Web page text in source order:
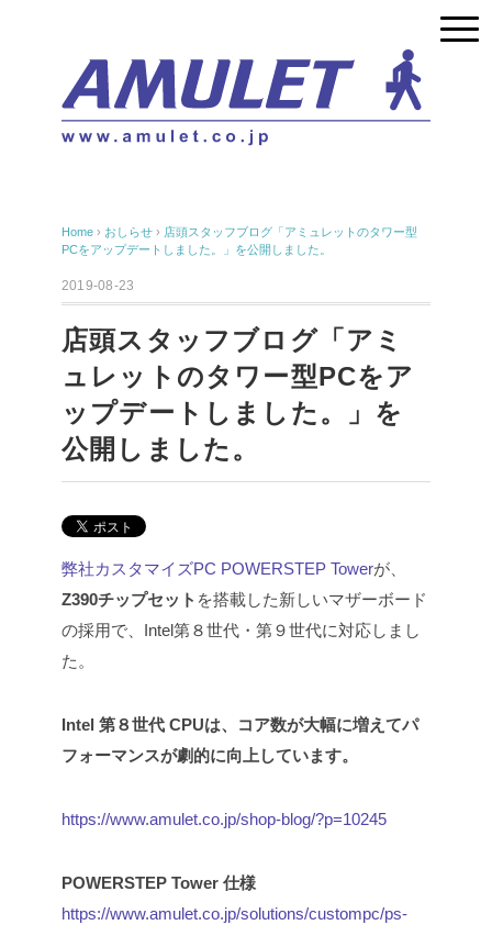
Home › おしらせ › 店頭スタッフブログ「アミュレットのタワー型
PCをアップデートしました。」を公開しました。
2019-08-23
店頭スタッフブログ「アミ
ュレットのタワー型PCをア
ップデートしました。」を
公開しました。
弊社カスタマイズPC POWERSTEP Towerが、
Z390チップセット を搭載した新しいマザーボード
の採用で、Intel第８世代・第９世代に対応しまし
た。
Intel 第８世代 CPUは、コア数が大幅に増えてパ
フォーマンスが劇的に向上しています。
https://www.amulet.co.jp/shop-blog/?p=10245
POWERSTEP Tower 仕様
https://www.amulet.co.jp/solutions/custompc/ps-